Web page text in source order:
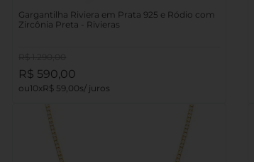
Gargantilha Riviera em Prata 925 e Ródio com
Zircônia Preta - Rivieras
R$ 590 00
10 R$ 59,00